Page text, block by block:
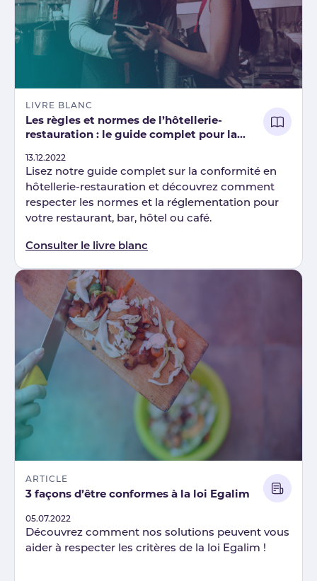
LIVRE BLANC
Les règles et normes de l’hôtellerie-
restauration : le guide complet pour la
Published
13.12.2022
Lisez notre guide complet sur la conformité en
hôtellerie-restauration et découvrez comment
respecter les normes et la réglementation pour
votre restaurant, bar, hôtel ou café.
Consulter le livre blanc
ARTICLE
3 façons d’être conformes à la loi Egalim
Published
05.07.2022
Découvrez comment nos solutions peuvent vous
aider à respecter les critères de la loi Egalim !